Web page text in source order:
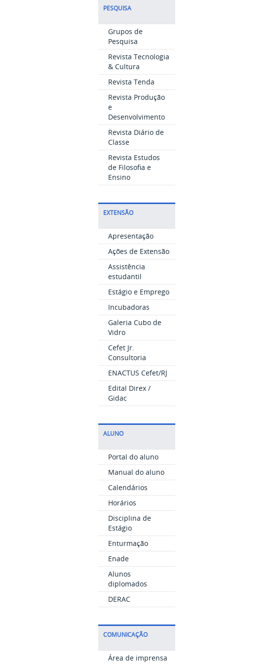
PESQUISA
Grupos de
Pesquisa
Revista Tecnologia
& Cultura
Revista Tenda
Revista Produção
e
Desenvolvimento
Revista Diário de
Classe
Revista Estudos
de Filosofia e
Ensino
EXTENSÃO
Apresentação
Ações de Extensão
Assistência
estudantil
Estágio e Emprego
Incubadoras
Galeria Cubo de
Vidro
Cefet Jr.
Consultoria
ENACTUS Cefet/RJ
Edital Direx /
Gidac
ALUNO
Portal do aluno
Manual do aluno
Calendários
Horários
Disciplina de
Estágio
Enturmação
Enade
Alunos
diplomados
DERAC
COMUNICAÇÃO
Área de imprensa